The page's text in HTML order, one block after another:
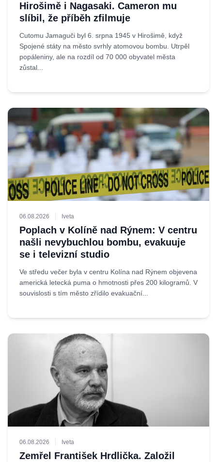
Hirošimě i Nagasaki. Cameron mu
slíbil, že příběh zfilmuje
Cutomu Jamaguči byl 6. srpna 1945 v Hirošimě, když
Spojené státy na město svrhly atomovou bombu. Utrpěl
popáleniny, ale na rozdíl od 70 000 obyvatel města
zůstal...
06.08.2026 Iveta
Poplach v Kolíně nad Rýnem: V centru
našli nevybuchlou bombu, evakuuje
se i televizní studio
Ve středu večer byla v centru Kolína nad Rýnem objevena
americká letecká puma o hmotnosti přes 200 kilogramů. V
souvislosti s tím město zřídilo evakuační...
06.08.2026 Iveta
Zemřel František Hrdlička. Založil